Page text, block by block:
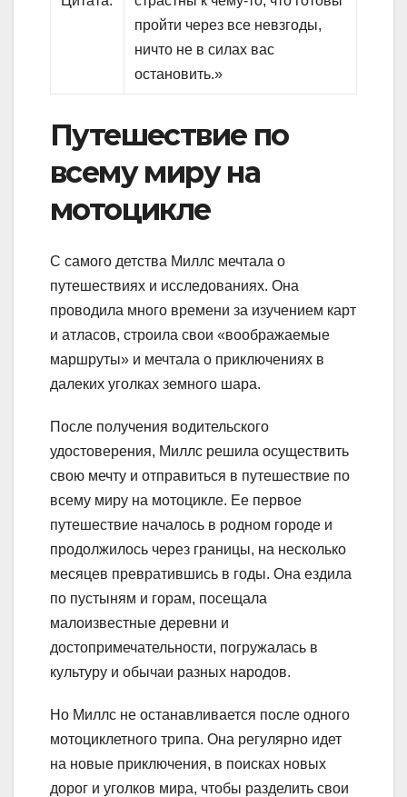
пройти через все невзгоды,
ничто не в силах вас
остановить.»
Путешествие по
всему миру на
мотоцикле
С самого детства Миллс мечтала о
путешествиях и исследованиях. Она
проводила много времени за изучением карт
и атласов, строила свои «воображаемые
маршруты» и мечтала о приключениях в
далеких уголках земного шара.
После получения водительского
удостоверения, Миллс решила осуществить
свою мечту и отправиться в путешествие по
всему миру на мотоцикле. Ее первое
путешествие началось в родном городе и
продолжилось через границы, на несколько
месяцев превратившись в годы. Она ездила
по пустыням и горам, посещала
малоизвестные деревни и
достопримечательности, погружалась в
культуру и обычаи разных народов.
Но Миллс не останавливается после одного
мотоциклетного трипа. Она регулярно идет
на новые приключения, в поисках новых
дорог и уголков мира, чтобы разделить свои